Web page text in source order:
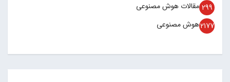
مقالات هوش مصنوعی 299
هوش مصنوعی2177